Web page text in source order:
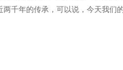
两千年的传承，可以说，今天我们